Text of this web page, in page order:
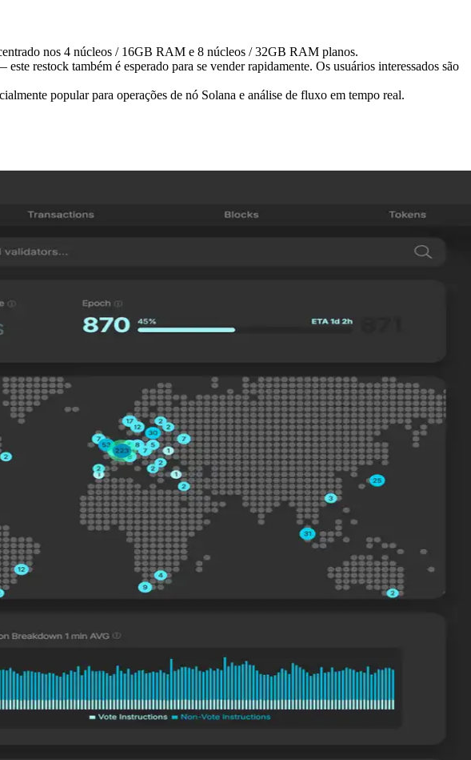
nos 4 núcleos / 16GB RAM e 8 núcleos / 32GB RAM planos.
restock também é esperado para se vender rapidamente. Os usuários interessados são
popular para operações de nó Solana e análise de fluxo em tempo real.